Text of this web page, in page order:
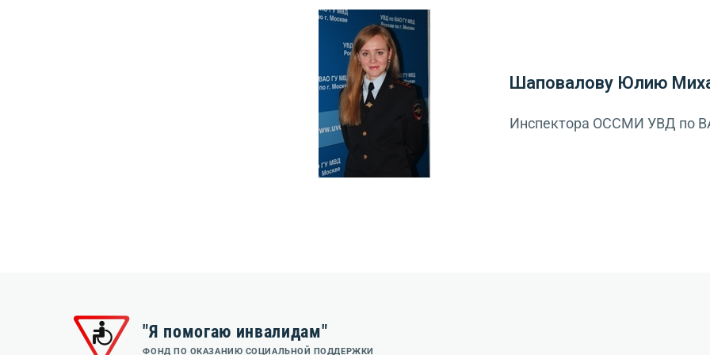
Шаповалову Юлию
Инспектора ОССМИ УВД по
"Я помогаю инвалидам"
ФОНД ПО ОКАЗАНИЮ СОЦИАЛЬНОЙ ПОДДЕРЖКИ